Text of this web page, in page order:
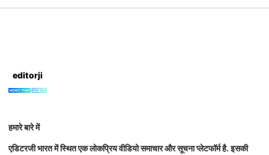
editorji
हमारे बारे में
एडिटरजी भारत में स्थित एक लोकप्रिय वीडियो समाचार और सूचना प्लेटफॉर्म है. इसकी